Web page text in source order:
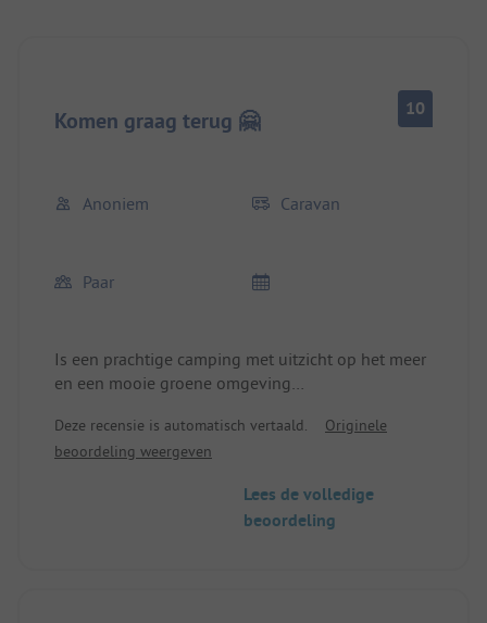
Komen graag terug 🤗 10
Anoniem Caravan
Paar
Is een prachtige camping met uitzicht op het meer
en een mooie groene omgeving
Erg genoten van de 3 dagen
Deze recensie is automatisch vertaald.
Originele
beoordeling weergeven
Lees de volledige
beoordeling